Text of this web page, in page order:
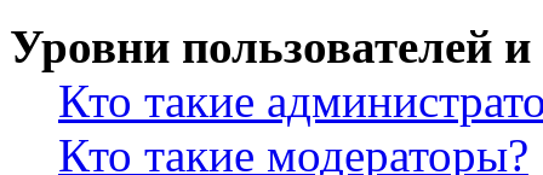
Уровни пользователей
Кто такие
Кто такие модераторы?